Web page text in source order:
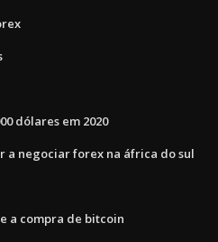
dólares em 2020
a negociar forex na áfrica do sul
a compra de bitcoin